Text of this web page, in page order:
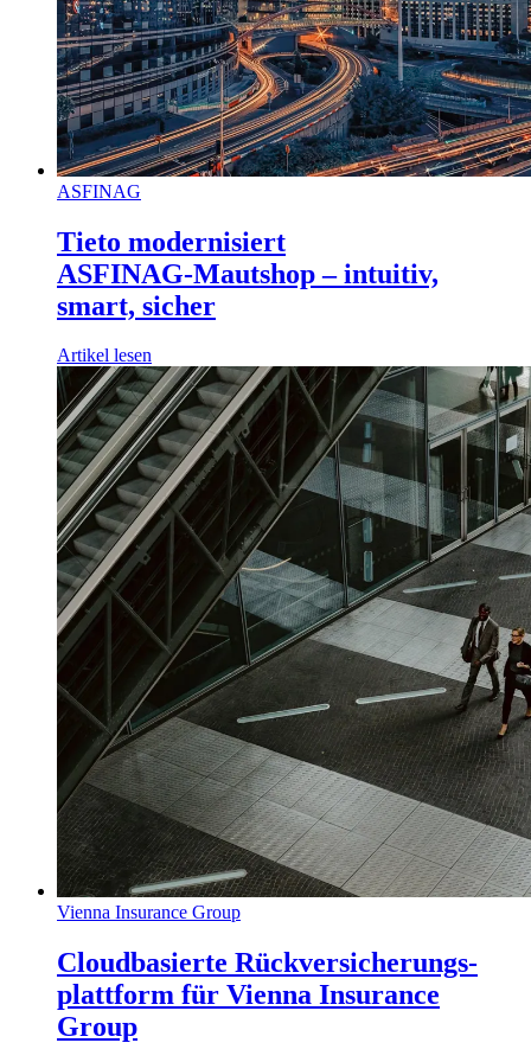
ASFINAG
Tieto modernisiert
ASFINAG‑Mautshop – intuitiv,
smart, sicher
Artikel lesen
Vienna Insurance Group
Cloudbasierte Rückversicherungs-
plattform für Vienna Insurance
Group